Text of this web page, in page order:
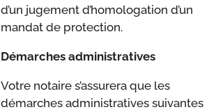
d’un jugement d’homologation d’un
mandat de protection.
Démarches administratives
Votre notaire s’assurera que les
démarches administratives suivantes